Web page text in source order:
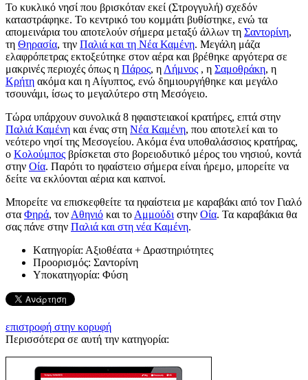
Το κυκλικό νησί που βρισκόταν εκεί (Στρογγυλή) σχεδόν
καταστράφηκε. Το κεντρικό του κομμάτι βυθίστηκε, ενώ τα
απομεινάρια του αποτελούν σήμερα μεταξύ άλλων τη Σαντορίνη,
τη Θηρασία, την Παλιά και τη Νέα Καμένη. Μεγάλη μάζα
ελαφρόπετρας εκτοξεύτηκε στον αέρα και βρέθηκε αργότερα σε
μακρινές περιοχές όπως η Πάρος, η Λήμνος , η Σαμοθράκη, η
Κρήτη ακόμα και η Αίγυπτος, ενώ δημιουργήθηκε και μεγάλο
τσουνάμι, ίσως το μεγαλύτερο στη Μεσόγειο.
Τώρα υπάρχουν συνολικά 8 ηφαιστειακοί κρατήρες, επτά στην
Παλιά Καμένη και ένας στη Νέα Καμένη, που αποτελεί και το
νεότερο νησί της Μεσογείου. Ακόμα ένα υποθαλάσσιος κρατήρας,
ο Κολούμπος βρίσκεται στο βορειοδυτικό μέρος του νησιού, κοντά
στην Οία. Παρότι το ηφαίστειο σήμερα είναι ήρεμο, μπορείτε να
δείτε να εκλύονται αέρια και καπνοί.
Μπορείτε να επισκεφθείτε τα ηφαίστεια με καραβάκι από τον Γιαλό
στα Φηρά, τον Αθηνιό και το Αμμούδι στην Οία. Τα καραβάκια θα
σας πάνε στην Παλιά και στη νέα Καμένη.
Kατηγορία: Αξιοθέατα + Δραστηριότητες
Προορισμός: Σαντορίνη
Υποκατηγορία: Φύση
επιστροφή στην κορυφή
Περισσότερα σε αυτή την κατηγορία: